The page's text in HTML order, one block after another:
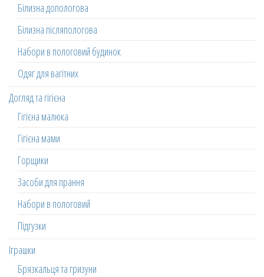
Білизна допологова
Білизна післяпологова
Набори в пологовий будинок
Одяг для вагітних
Догляд та гігієна
Гігієна малюка
Гігієна мами
Горщики
Засоби для прання
Набори в пологовий
Підгузки
Іграшки
Брязкальця та гризуни